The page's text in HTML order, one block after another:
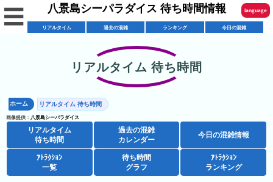
ア
ル
タ
混
雑
English
ภาษาไทย
日本語
☰ 八景島シーパラダイス 待ち時間情報 language
リアルタイム 過去の混雑 ランキング 今日の混雑
リアルタイム 待ち時間
ホーム リアルタイム 待ち時間
画像提供： 八景島シーパラダイス
リアルタイム
待ち時間
過去の混雑
カレンダー
今日の混雑情報
ｱﾄﾗｸｼｮﾝ
一覧
待ち時間
グラフ
ｱﾄﾗｸｼｮﾝ
ランキング